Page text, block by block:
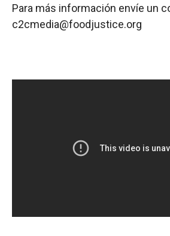
Para más información envíe un
c2cmedia@foodjustice.org